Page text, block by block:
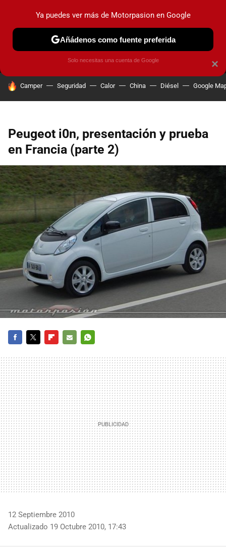
MENÚ NUEVO
COCHES ELÉCTRICOS OBSERVATORIO
HOY SE HABLA DE
Camper Seguridad Calor China Diésel Google
Peugeot i0n, presentación y prueba
en Francia (parte 2)
MAIL
12 Septiembre 2010
Actualizado 19 Octubre 2010, 17:43
×
Ya puedes ver más de Motorpasion en Google
Añádenos como fuente preferida
Solo necesitas una cuenta de Google